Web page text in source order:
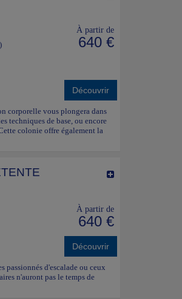
À partir de
640 €
Découvrir
corporelle vous plongera dans
techniques de base, ou encore
colonie offre également la
À partir de
640 €
Découvrir
passionnés d'escalade ou ceux
n'auront pas le temps de